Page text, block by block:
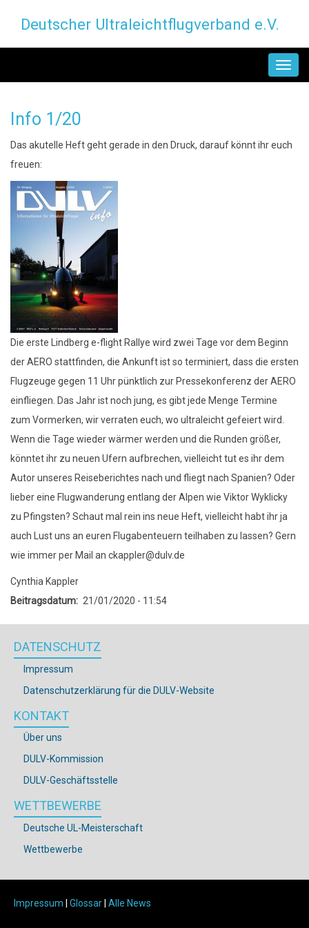
Inhalt
Deutscher Ultraleichtflugverband e.V.
Info 1/20
Das akutelle Heft geht gerade in den Druck, darauf könnt ihr euch
freuen:
Die erste Lindberg e-flight Rallye wird zwei Tage vor dem Beginn
der AERO stattfinden, die Ankunft ist so terminiert, dass die ersten
Flugzeuge gegen 11 Uhr pünktlich zur Pressekonferenz der AERO
einfliegen. Das Jahr ist noch jung, es gibt jede Menge Termine
zum Vormerken, wir verraten euch, wo ultraleicht gefeiert wird.
Wenn die Tage wieder wärmer werden und die Runden größer,
könntet ihr zu neuen Ufern aufbrechen, vielleicht tut es ihr dem
Autor unseres Reiseberichtes nach und fliegt nach Spanien? Oder
lieber eine Flugwanderung entlang der Alpen wie Viktor Wyklicky
zu Pfingsten? Schaut mal rein ins neue Heft, vielleicht habt ihr ja
auch Lust uns an euren Flugabenteuern teilhaben zu lassen? Gern
wie immer per Mail an ckappler@dulv.de
Cynthia Kappler
Beitragsdatum
21/01/2020 - 11:54
DATENSCHUTZ
Impressum
Datenschutzerklärung für die DULV-Website
KONTAKT
Über uns
DULV-Kommission
DULV-Geschäftsstelle
WETTBEWERBE
Deutsche UL-Meisterschaft
Wettbewerbe
Impressum | Glossar| Alle News